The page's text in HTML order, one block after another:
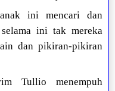
anak ini mencari dan
ini tak mereka
dan pikiran-pikiran
Tullio menempuh